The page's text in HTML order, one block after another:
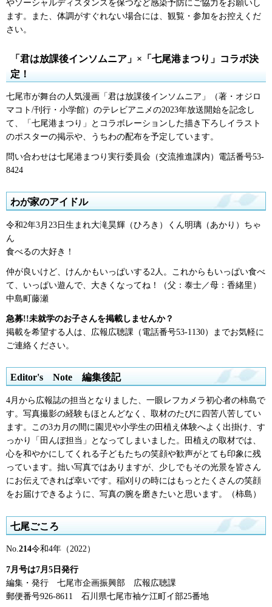
やソーシャルディスタンスを保つなど感染予防にご協力をお願いし
ます。また、体調がすぐれない場合には、観覧・参加をお控えくだ
さい。
「君は放課後インソムニア」×「七尾港まつり」コラボ決
定！
七尾市が舞台の人気漫画「君は放課後インソムニア」（著・オジロ
マコト/刊行・小学館）のテレビアニメの2023年放送開始を記念し
て、「七尾港まつり」とコラボレーションした描き下ろしイラスト
のポスターの掲示や、うちわの配布を予定しています。
問い合わせは七尾港まつり実行委員会（交流推進課内）電話番号53-
8424
わが家のアイドル
令和2年3月23日生まれ大滝昊輝（ひろき）くん明璃（あかり）ちゃ
ん
食べるの大好き！
仲が良いけど、けんかもいっぱいする2人。これからもいっぱい食べ
て、いっぱい遊んで、大きくなってね！（父：泰士／母：香緒里）
中島町藤瀬
急募!!未就学のお子さんを掲載しませんか？
掲載を希望する人は、広報広聴課（電話番号53-1130）までお気軽に
ご連絡ください。
Editor's Note 編集後記
4月から広報誌の担当となりました、一眼レフカメラ初心者の柿島で
す。写真撮影の経験もほとんどなく、取材のたびに四苦八苦してい
ます。この3カ月の間に園児や小学生の田植え体験へよく出掛け、す
っかり「田んぼ担当」となってしまいました。田植えの取材では、
心を和やかにしてくれる子どもたちの笑顔や歓声がとても印象に残
っています。拙い写真ではありますが、少しでもその光景を皆さん
にお伝えできれば幸いです。稲刈りの時にはもっとたくさんの笑顔
をお届けできるように、写真の腕を磨きたいと思います。（柿島）
七尾ごころ
No.214令和4年（2022）
7月号は7月5日発行
編集・発行
七尾市企画振興部 広報広聴課
郵便番号926-8611
石 川県七尾市袖ケ江町イ部25番地